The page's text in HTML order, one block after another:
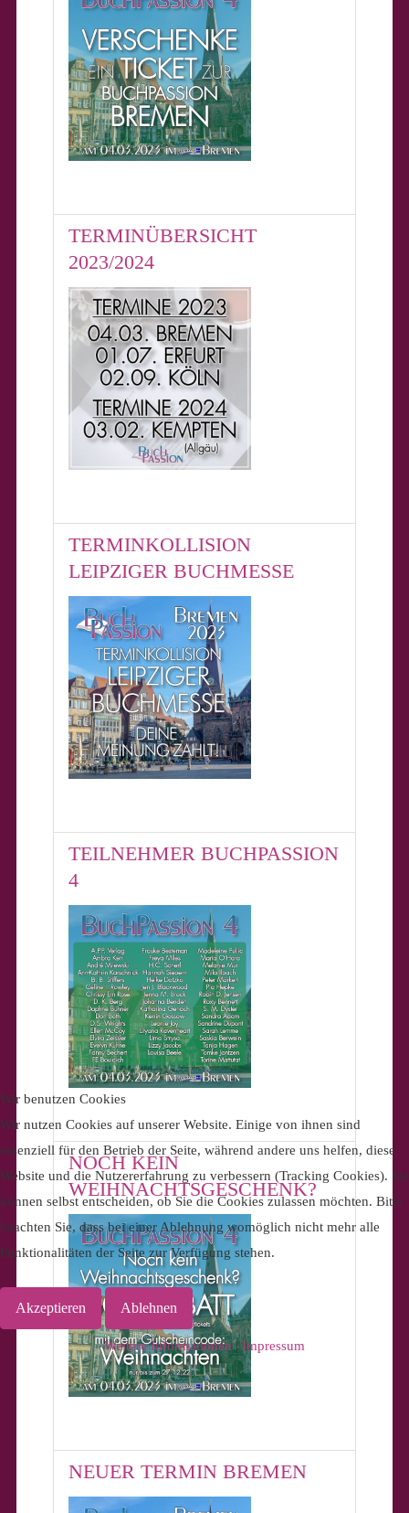
TERMINÜBERSICHT
2023/2024
TERMINKOLLISION
LEIPZIGER BUCHMESSE
TEILNEHMER BUCHPASSION
4
NOCH KEIN
WEIHNACHTSGESCHENK?
NEUER TERMIN BREMEN
Wir benutzen Cookies
Wir nutzen Cookies auf unserer Website. Einige von ihnen sind
essenziell für den Betrieb der Seite, während andere uns helfen, diese
Website und die Nutzererfahrung zu verbessern (Tracking Cookies). Sie
können selbst entscheiden, ob Sie die Cookies zulassen möchten. Bitte
beachten Sie, dass bei einer Ablehnung womöglich nicht mehr alle
Funktionalitäten der Seite zur Verfügung stehen.
Akzeptieren Ablehnen
Weitere Informationen|Impressum